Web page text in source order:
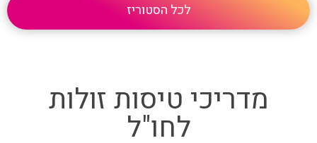
לכל הסטוריז
מדריכי טיסות זולות
לחו"ל